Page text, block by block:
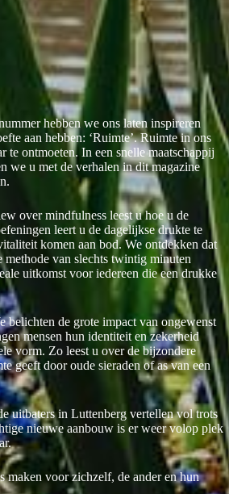
hebben we ons laten inspireren
aan hebben: ‘Ruimte’. Ruimte in ons
te ontmoeten. In een snelle maatschappij
we u met de verhalen in dit magazine
over mindfulness leest u hoe u de
leert u de dagelijkse drukte te
komen aan bod. We ontdekken dat
methode van slechts twintig minuten
uitkomst voor iedereen die een drukke
de grote impact van ongewenst
mensen hun identiteit en zekerheid
vorm. Zo leest u over de bijzondere
geeft door oude sieraden of as van een
uitbaters in Luttenberg vertellen vol trots
nieuwe aanbouw is er weer volop plek
maken voor zichzelf, de ander en hun